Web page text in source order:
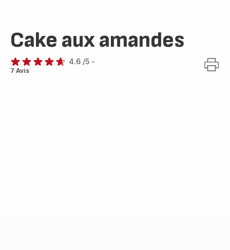
Cake aux amandes
ratings.4.6
4.6 /5 -
7 Avis